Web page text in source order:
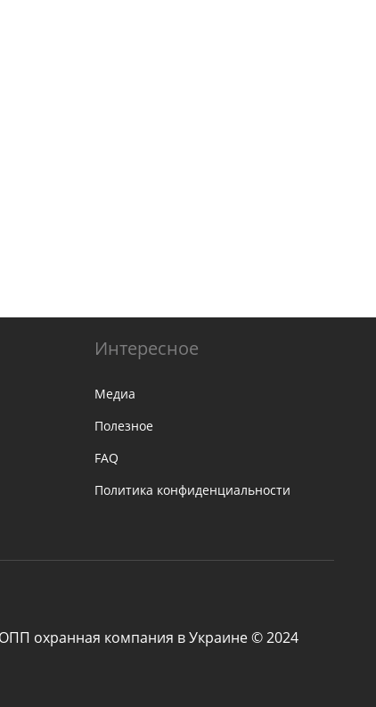
Интересное
Медиа
Полезное
FAQ
Политика конфиденциальности
охранная компания в Украине © 2024